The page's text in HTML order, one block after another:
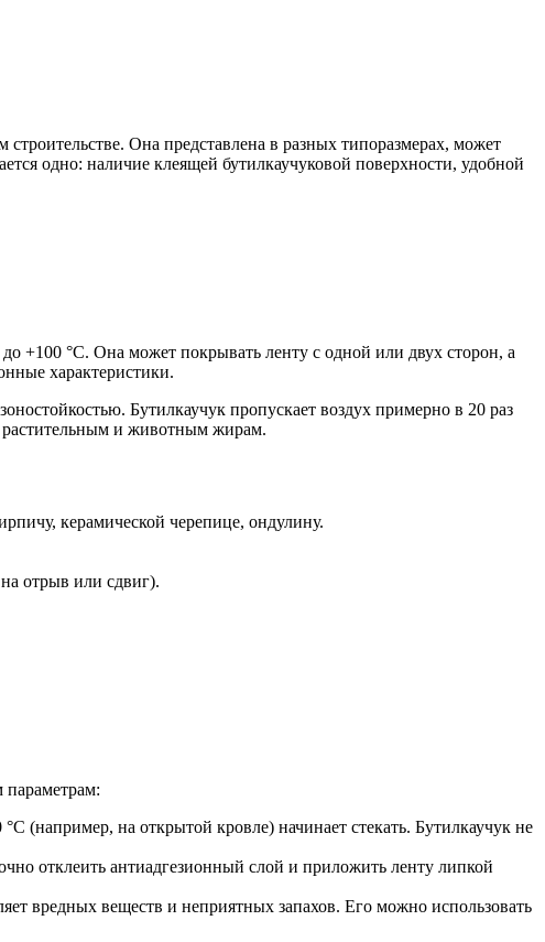
Она представлена в разных типоразмерах, может
одно: наличие клеящей бутилкаучуковой поверхности, удобной
+100 °С. Она может покрывать ленту с одной или двух сторон, а
характеристики.
Бутилкаучук пропускает воздух примерно в 20 раз
растительным и животным жирам.
керамической черепице, ондулину.
отрыв или сдвиг).
(например, на открытой кровле) начинает стекать. Бутилкаучук не
отклеить антиадгезионный слой и приложить ленту липкой
вредных веществ и неприятных запахов. Его можно использовать